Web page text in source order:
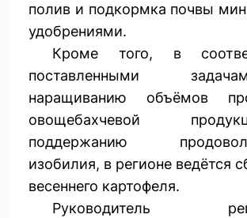
полив и подкормка почвы
удобрениями.
Кроме того, в
поставленными
наращиванию объёмов
овощебахчевой
поддержанию
изобилия, в регионе ведётся
весеннего картофеля.
Руководитель